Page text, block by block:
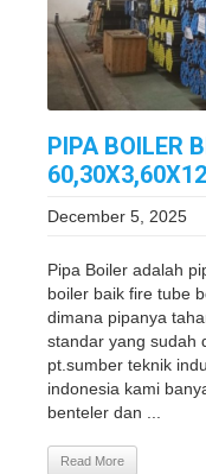
PIPA BOILER
December 5, 2025
Pipa Boiler adalah
boiler baik fire tube
dimana pipanya
standar yang sudah
pt.sumber teknik
indonesia kami
benteler dan ...
Read More